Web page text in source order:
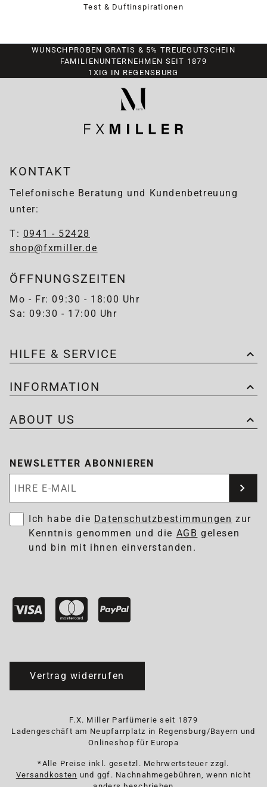
Test & Duftinspirationen
WUNSCHPROBEN GRATIS & 5% TREUEGUTSCHEIN
FAMILIENUNTERNEHMEN SEIT 1879
1XIG IN REGENSBURG
KONTAKT
Telefonische Beratung und Kundenbetreuung
unter:
T: 0941 - 52428
shop@fxmiller.de
ÖFFNUNGSZEITEN
Mo - Fr: 09:30 - 18:00 Uhr
Sa: 09:30 - 17:00 Uhr
HILFE & SERVICE
INFORMATION
ABOUT US
NEWSLETTER ABONNIEREN
Ich habe die Datenschutzbestimmungen zur
Kenntnis genommen und die AGB gelesen
und bin mit ihnen einverstanden.
Vertrag widerrufen
F.X. Miller Parfümerie seit 1879
Ladengeschäft am Neupfarrplatz in Regensburg/Bayern und
Onlineshop für Europa
*Alle Preise inkl. gesetzl. Mehrwertsteuer zzgl.
Versandkosten und ggf. Nachnahmegebühren, wenn nicht